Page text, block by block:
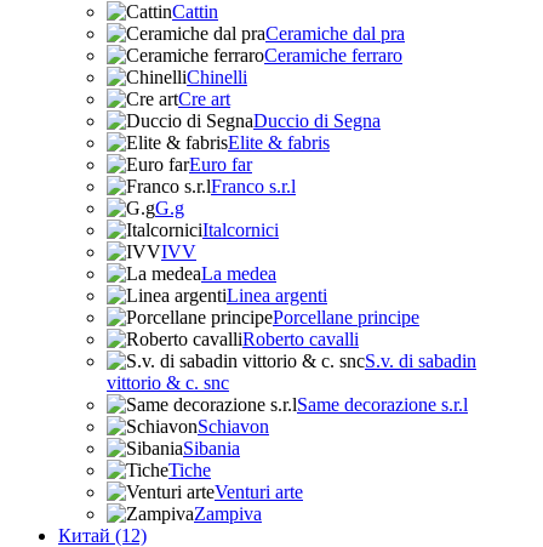
Cattin
Ceramiche dal pra
Ceramiche ferraro
Chinelli
Cre art
Duccio di Segna
Elite & fabris
Euro far
Franco s.r.l
G.g
Italcornici
IVV
La medea
Linea argenti
Porcellane principe
Roberto cavalli
S.v. di sabadin
vittorio & c. snc
Same decorazione s.r.l
Schiavon
Sibania
Tiche
Venturi arte
Zampiva
Китай (12)